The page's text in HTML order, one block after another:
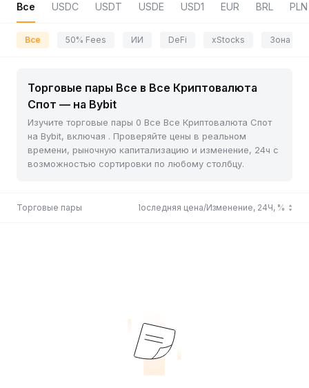
Все USDC USDT USDE USD1 EUR BRL PLN
Все 50% Fees ИИ DeFi xStocks Зона
Торговые пары Все в Все Криптовалюта
Спот — на Bybit
Изучите торговые пары 0 Все Все Криптовалюта Спот
на Bybit, включая . Проверяйте цены в реальном
времени, рыночную капитализацию и изменение, 24ч с
возможностью сортировки по любому столбцу.
Торговые пары Последняя цена/Изменение, 24Ч, %